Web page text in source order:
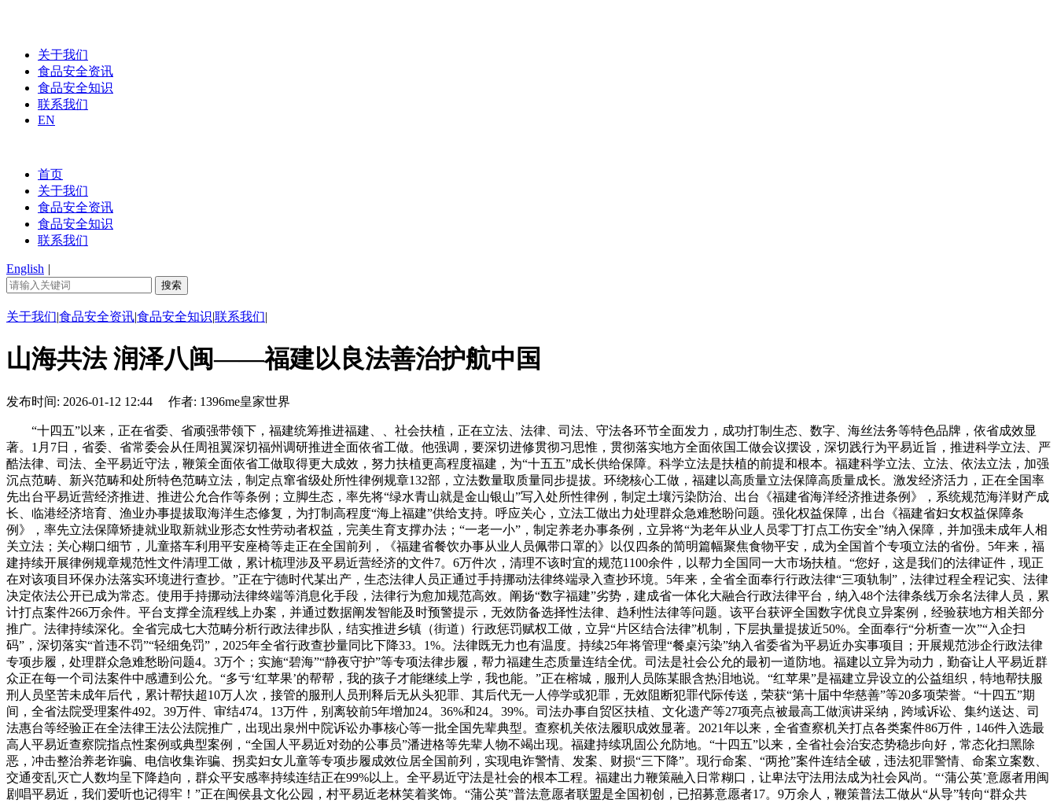
关于我们
食品安全资讯
食品安全知识
联系我们
EN
首页
关于我们
食品安全资讯
食品安全知识
联系我们
English |
关于我们|食品安全资讯|食品安全知识|联系我们|
山海共法 润泽八闽——福建以良法善治护航中国
发布时间: 2026-01-12 12:44 作者: 1396me皇家世界
“十四五”以来，正在省委、省顽强带领下，福建统筹推进福建、、社会扶植，正在立法、法律、司法、守法各环节全面发力，成功打制生态、数字、海丝法务等特色品牌，依省成效显
著。1月7日，省委、省常委会从任周祖翼深切福州调研推进全面依省工做。他强调，要深切进修贯彻习思惟，贯彻落实地方全面依国工做会议摆设，深切践行为平易近旨，推进科学立法、严
酷法律、司法、全平易近守法，鞭策全面依省工做取得更大成效，努力扶植更高程度福建，为“十五五”成长供给保障。科学立法是扶植的前提和根本。福建科学立法、立法、依法立法，加强
沉点范畴、新兴范畴和处所特色范畴立法，制定点窜省级处所性律例规章132部，立法数量取质量同步提拔。环绕核心工做，福建以高质量立法保障高质量成长。激发经济活力，正在全国率
先出台平易近营经济推进、推进公允合作等条例；立脚生态，率先将“绿水青山就是金山银山”写入处所性律例，制定土壤污染防治、出台《福建省海洋经济推进条例》，系统规范海洋财产成
长、临港经济培育、渔业办事提拔取海洋生态修复，为打制高程度“海上福建”供给支持。呼应关心，立法工做出力处理群众急难愁盼问题。强化权益保障，出台《福建省妇女权益保障条
例》，率先立法保障矫捷就业取新就业形态女性劳动者权益，完美生育支撑办法；“一老一小”，制定养老办事条例，立异将“为老年从业人员零丁打点工伤安全”纳入保障，并加强未成年人相
关立法；关心糊口细节，儿童搭车利用平安座椅等走正在全国前列，《福建省餐饮办事从业人员佩带口罩的》以仅四条的简明篇幅聚焦食物平安，成为全国首个专项立法的省份。5年来，福
建持续开展律例规章规范性文件清理工做，累计梳理涉及平易近营经济的文件7。6万件次，清理不该时宜的规范1100余件，以帮力全国同一大市场扶植。“您好，这是我们的法律证件，现正
在对该项目环保办法落实环境进行查抄。”正在宁德时代某出产，生态法律人员正通过手持挪动法律终端录入查抄环境。5年来，全省全面奉行行政法律“三项轨制”，法律过程全程记实、法律
决定依法公开已成为常态。使用手持挪动法律终端等消息化手段，法律行为愈加规范高效。阐扬“数字福建”劣势，建成省一体化大融合行政法律平台，纳入48个法律条线万余名法律人员，累
计打点案件266万余件。平台支撑全流程线上办案，并通过数据阐发智能及时预警提示，无效防备选择性法律、趋利性法律等问题。该平台获评全国数字优良立异案例，经验获地方相关部分
推广。法律持续深化。全省完成七大范畴分析行政法律步队，结实推进乡镇（街道）行政惩罚赋权工做，立异“片区结合法律”机制，下层执量提拔近50%。全面奉行“分析查一次”“入企扫
码”，深切落实“首违不罚”“轻细免罚”，2025年全省行政查抄量同比下降33。1%。法律既无力也有温度。持续25年将管理“餐桌污染”纳入省委省为平易近办实事项目；开展规范涉企行政法律
专项步履，处理群众急难愁盼问题4。3万个；实施“碧海”“静夜守护”等专项法律步履，帮力福建生态质量连结全优。司法是社会公允的最初一道防地。福建以立异为动力，勤奋让人平易近群
众正在每一个司法案件中感遭到公允。“多亏‘红苹果’的帮帮，我的孩子才能继续上学，我也能。”正在榕城，服刑人员陈某眼含热泪地说。“红苹果”是福建立异设立的公益组织，特地帮扶服
刑人员坚苦未成年后代，累计帮扶超10万人次，接管的服刑人员刑释后无从头犯罪、其后代无一人停学或犯罪，无效阻断犯罪代际传送，荣获“第十届中华慈善”等20多项荣誉。“十四五”期
间，全省法院受理案件492。39万件、审结474。13万件，别离较前5年增加24。36%和24。39%。司法办事自贸区扶植、文化遗产等27项亮点被最高工做演讲采纳，跨域诉讼、集约送达、司
法惠台等经验正在全法律王法公法院推广，出现出泉州中院诉讼办事核心等一批全国先辈典型。查察机关依法履职成效显著。2021年以来，全省查察机关打点各类案件86万件，146件入选最
高人平易近查察院指点性案例或典型案例，“全国人平易近对劲的公事员”潘进格等先辈人物不竭出现。福建持续巩固公允防地。“十四五”以来，全省社会治安态势稳步向好，常态化扫黑除
恶，冲击整治养老诈骗、电信收集诈骗、拐卖妇女儿童等专项步履成效位居全国前列，实现电诈警情、发案、财损“三下降”。现行命案、“两抢”案件连结全破，违法犯罪警情、命案立案数、
交通变乱灭亡人数均呈下降趋向，群众平安感率持续连结正在99%以上。全平易近守法是社会的根本工程。福建出力鞭策融入日常糊口，让卑法守法用法成为社会风尚。“‘蒲公英’意愿者用闽
剧唱平易近，我们爱听也记得牢！”正在闽侯县文化公园，村平易近老林笑着奖饰。“蒲公英”普法意愿者联盟是全国初创，已招募意愿者17。9万余人，鞭策普法工做从“从导”转向“群众共